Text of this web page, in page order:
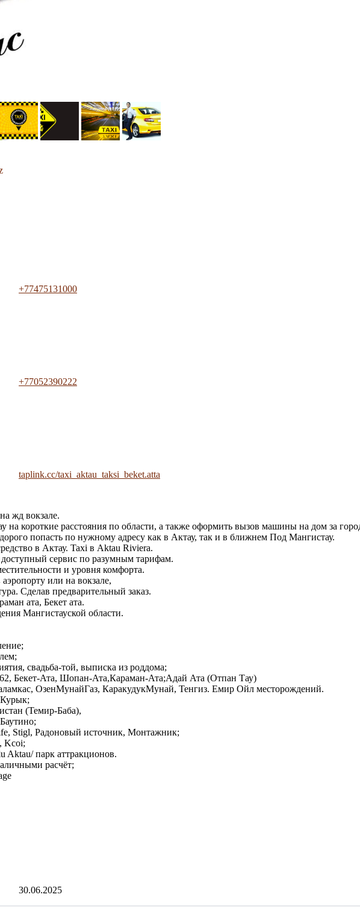
+77475131000
+77052390222
taplink.cc/taxi_aktau_taksi_beket.atta
жд вокзале.
на короткие расстояния по области, а также оформить вызов машины на дом за
попасть по нужному адресу как в Актау, так и в ближнем Под Мангистау.
в Актау. Taxi в Aktau Riviera.
сервис по разумным тарифам.
и уровня комфорта.
или на вокзале,
Сделав предварительный заказ.
ата, Бекет ата.
Мангистауской области.
свадьба-той, выписка из роддома;
Бекет-Ата, Шопан-Ата,Караман-Ата;Адай Ата (Отпан Тау)
ОзенМунайГаз, КаракудукМунай, Тенгиз. Емир Ойл месторождений.
(Темир-Баба),
Stigl, Радоновый источник, Монтажник;
Kcoi;
Aktau/ парк аттракционов.
расчёт;
30.06.2025